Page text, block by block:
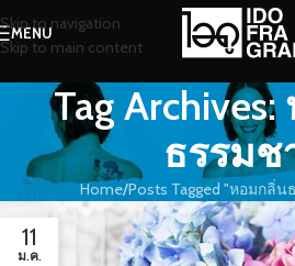
Skip to navigation
Skip to main content
MENU
Tag
ธรรมช
Home/Posts Tagged "หอมกลิ่
11
ม.ค.